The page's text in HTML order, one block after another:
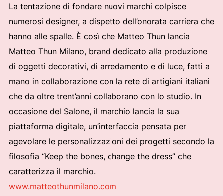
La tentazione di fondare nuovi marchi colpisce
numerosi designer, a dispetto dell’onorata carriera che
hanno alle spalle. È così che Matteo Thun lancia
Matteo Thun Milano, brand dedicato alla produzione
di oggetti decorativi, di arredamento e di luce, fatti a
mano in collaborazione con la rete di artigiani italiani
che da oltre trent’anni collaborano con lo studio. In
occasione del Salone, il marchio lancia la sua
piattaforma digitale, un’interfaccia pensata per
agevolare le personalizzazioni dei progetti secondo la
filosofia “Keep the bones, change the dress” che
caratterizza il marchio.
www.matteothunmilano.com